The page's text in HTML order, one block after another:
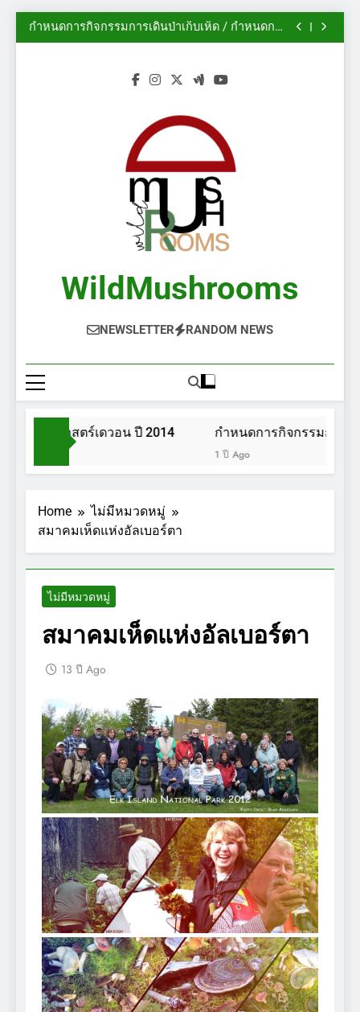
Skip
to
นิทรรศการสวนพฤกษศาสตร์เดวอน ปี 2014
กำหนดการกิจกรรมการเดินป่าเก็บเห็ด / กำหนดการ
งานกิจกรรม
ฟอรั่ม AMS: ฤดูกาลเห็ดในแคลการีเริ่มต้นแล้ว!
นิทรรศการสวนพฤกษศาสตร์เดวอน ปี 2014
กำหนดการกิจกรรมการเดินป่าเก็บเห็ด / กำหนดการ
ไม้ประดับ – เห็ดป่า
WildMushrooms
NEWSLETTER RANDOM NEWS
พฤกษศาสตร์เดวอน ปี 2014 กำหนดการกิจกรรมการเ
1 ปี Ago
Home
ไม่มีหมวดหมู่
สมาคมเห็ดแห่งอัลเบอร์ตา
ไม่มีหมวดหมู่
สมาคมเห็ดแห่งอัลเบอร์ตา
13 ปี Ago